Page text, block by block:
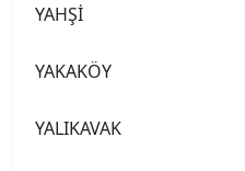
YAHŞİ
YAKAKÖY
YALIKAVAK